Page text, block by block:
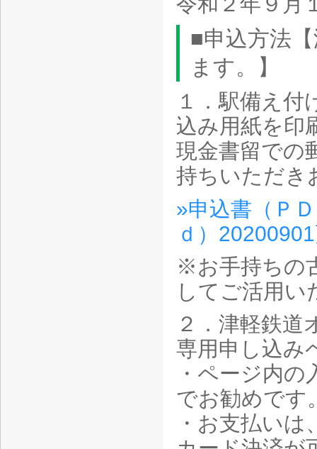
■申込方法
ます。】
１．駅備え
込み用紙を印
現金書留での
持ちいただき
»申込書（Ｐ
ｄ）
※お手持ちの
してご活用い
２．津軽鉄
専用申し込み
・ページ内
でお勧めです
・お支払い